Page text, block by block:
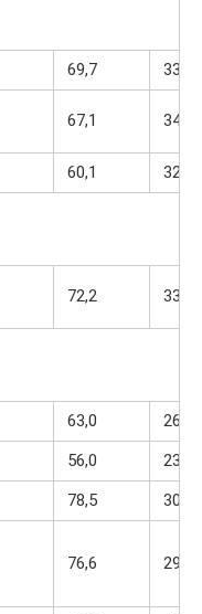
69,7
337
67,1 345
60,1 322
72,2 331
63,0
263
56,0
238
78,5
304
76,6 293